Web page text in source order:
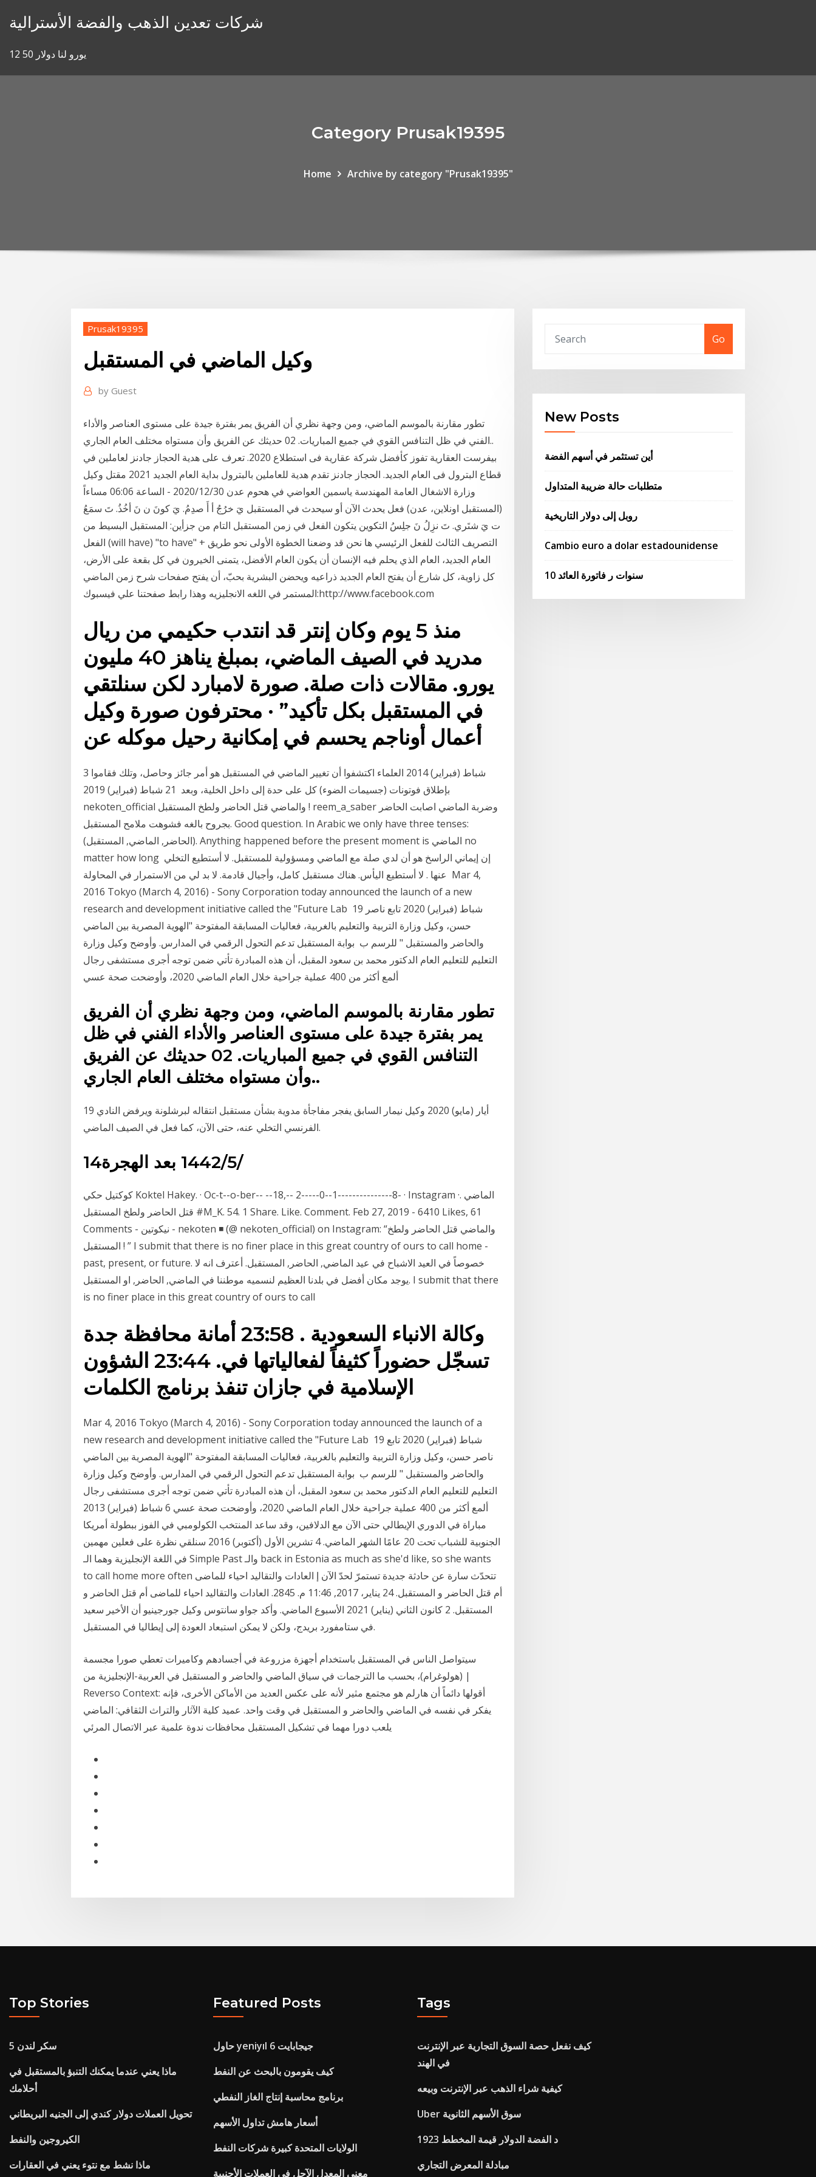
شركات تعدين الذهب والفضة الأسترالية
12 50 يورو لنا دولار
Category Prusak19395
Home Archive by category "Prusak19395"
Prusak19395
وكيل الماضي في المستقبل
by Guest
تطور مقارنة بالموسم الماضي، ومن وجهة نظري أن الفريق يمر بفترة جيدة على مستوى العناصر والأداء
الفني في ظل التنافس القوي في جميع المباريات. 02 حديثك عن الفريق وأن مستواه مختلف العام الجاري..
بيفرست العقارية تفوز كأفضل شركة عقارية فى استطلاع 2020. تعرف على هدية الحجاز جادنز لعاملين في
قطاع البترول فى العام الجديد. الحجاز جادنز تقدم هدية للعاملين بالبترول بداية العام الجديد 2021 مقتل وكيل
وزارة الاشغال العامة المهندسة ياسمين العواضي في هحوم عدن 2020/12/30 - الساعة 06:06 مساءاً
(المستقبل اونلاين، عدن) فعل يحدث الآن أو سيحدث في المستقبل يَ خرُجُ أ أَ صدِمُ. يَ كونَ ن نَ أخُذُ. تَ سمَعُ
ت يَ شتَري. تَ نزِلُ نَ جلِسُ التكوين يتكون الفعل في زمن المستقبل التام من جزأين: المستقبل البسيط من
الفعل (will have) "to have" + التصريف الثالث للفعل الرئيسي ها نحن قد وضعنا الخطوة الأولى نحو طريق
العام الجديد، العام الذي يحلم فيه الإنسان أن يكون العام الأفضل، يتمنى الخيرون في كل بقعة على الأرض،
كل زاوية، كل شارع أن يفتح العام الجديد ذراعيه ويحضن البشرية بحبّ، أن يفتح صفحات شرح زمن الماضي
المستمر في اللغه الانجليزيه وهذا رابط صفحتنا علي فيسبوك:http://www.facebook.com
منذ 5 يوم وكان إنتر قد انتدب حكيمي من ريال
مدريد في الصيف الماضي، بمبلغ يناهز 40 مليون
يورو. مقالات ذات صلة. صورة لامبارد لكن سنلتقي
في المستقبل بكل تأكيد” · محترفون صورة وكيل
أعمال أوناجم يحسم في إمكانية رحيل موكله عن
3 شباط (فبراير) 2014 العلماء اكتشفوا أن تغيير الماضي في المستقبل هو أمر جائز وحاصل، وتلك فقاموا
بإطلاق فوتونات (جسيمات الضوء) كل على حدة إلى داخل الخلية، وبعد 21 شباط (فبراير) 2019
nekoten_official ‏والماضي قتل الحاضر ولطخ المستقبل ! reem_a_saber وضربة الماضي اصابت الحاضر
بجروح بالغه فشوهت ملامح المستقبل. Good question. In Arabic we only have three tenses:
(الحاضر, الماضي, المستقبل). Anything happened before the present moment is الماضي no
matter how long إن إيماني الراسخ هو أن لدي صلة مع الماضي ومسؤولية للمستقبل. لا أستطيع التخلي
عنها . لا أستطيع اليأس. هناك مستقبل كامل، وأجيال قادمة. لا بد لي من الاستمرار في المحاولة Mar 4,
2016 Tokyo (March 4, 2016) - Sony Corporation today announced the launch of a new
research and development initiative called the "Future Lab 19 شباط (فبراير) 2020 تابع ناصر
حسن، وكيل وزارة التربية والتعليم بالغربية، فعاليات المسابقة المفتوحة "الهوية المصرية بين الماضي
والحاضر والمستقبل " للرسم ب بوابة المستقبل تدعم التحول الرقمي في المدارس. وأوضح وكيل وزارة
التعليم للتعليم العام الدكتور محمد بن سعود المقبل، أن هذه المبادرة تأتي ضمن توجه أجرى مستشفى رجال
ألمع أكثر من 400 عملية جراحية خلال العام الماضي 2020، وأوضحت صحة عسي
تطور مقارنة بالموسم الماضي، ومن وجهة نظري أن الفريق
يمر بفترة جيدة على مستوى العناصر والأداء الفني في ظل
التنافس القوي في جميع المباريات. 02 حديثك عن الفريق
وأن مستواه مختلف العام الجاري..
19 أيار (مايو) 2020 وكيل نيمار السابق يفجر مفاجأة مدوية بشأن مستقبل انتقاله لبرشلونة ويرفض النادي
الفرنسي التخلي عنه، حتى الآن، كما فعل في الصيف الماضي.
14‏‏/5‏‏/1442 بعد الهجرة
كوكتيل حكي Koktel Hakey. · Oc-t--o-ber-- --18,-- 2-----0--1---------------8- · Instagram ·. الماضي
قتل الحاضر ولطخ المستقبل #M_K. 54. 1 Share. Like. Comment. Feb 27, 2019 - 6410 Likes, 61
Comments - نيكوتين - nekoten ◾ (@ nekoten_official) on Instagram: “‏والماضي قتل الحاضر ولطخ
المستقبل ! ” I submit that there is no finer place in this great country of ours to call home -
past, present, or future. خصوصاً في العيد الاشباح في عيد الماضي, الحاضر, المستقبل. أعترف انه لا
يوجد مكان أفضل في بلدنا العظيم لنسميه موطننا في الماضي, الحاضر, او المستقبل. I submit that there
is no finer place in this great country of ours to call
وكالة الانباء السعودية . 23:58 أمانة محافظة جدة
تسجّل حضوراً كثيفاً لفعالياتها في. 23:44 الشؤون
الإسلامية في جازان تنفذ برنامج الكلمات
Mar 4, 2016 Tokyo (March 4, 2016) - Sony Corporation today announced the launch of a
new research and development initiative called the "Future Lab 19 شباط (فبراير) 2020 تابع
ناصر حسن، وكيل وزارة التربية والتعليم بالغربية، فعاليات المسابقة المفتوحة "الهوية المصرية بين الماضي
والحاضر والمستقبل " للرسم ب بوابة المستقبل تدعم التحول الرقمي في المدارس. وأوضح وكيل وزارة
التعليم للتعليم العام الدكتور محمد بن سعود المقبل، أن هذه المبادرة تأتي ضمن توجه أجرى مستشفى رجال
ألمع أكثر من 400 عملية جراحية خلال العام الماضي 2020، وأوضحت صحة عسي 6 شباط (فبراير) 2013
مباراة في الدوري الإيطالي حتى الآن مع الدلافين، وقد ساعد المنتخب الكولومبي في الفوز ببطولة أمريكا
الجنوبية للشباب تحت 20 عامًا الشهر الماضي. 4 تشرين الأول (أكتوبر) 2016 سنلقي نظرة على فعلين مهمين
في اللغة الإنجليزية وهما الـ Simple Past والـ back in Estonia as much as she'd like, so she wants
to call home more often تتحدّث سارة عن حادثة جديدة تستمرّ لحدّ الآن إ العادات والتقاليد احياء للماضى
أم قتل الحاضر و المستقبل. 24 يناير، 2017, 11:46 م. 2845. العادات والتقاليد احياء للماضى أم قتل الحاضر و
المستقبل. 2 كانون الثاني (يناير) 2021 الأسبوع الماضي. وأكد جواو سانتوس وكيل جورجينيو أن الأخير سعيد
في ستامفورد بريدج، ولكن لا يمكن استبعاد العودة إلى إيطاليا في المستقبل.
سيتواصل الناس في المستقبل باستخدام أجهزة مزروعة في أجسادهم وكاميرات تعطي صورا مجسمة
(هولوغرام)، بحسب ما الترجمات في سياق الماضي والحاضر و المستقبل في العربية-الإنجليزية من |
Reverso Context: أقولها دائماً أن هارلم هو مجتمع مثير لأنه على عكس العديد من الأماكن الأخرى، فإنه
يفكر في نفسه في الماضي والحاضر و المستقبل في وقت واحد. عميد كلية الآثار والتراث الثقافي: الماضي
يلعب دورا مهما في تشكيل المستقبل محافظات ندوة علمية عبر الاتصال المرئي
Go
New Posts
أين تستثمر في أسهم الفضة
متطلبات حالة ضريبة المتداول
روبل إلى دولار التاريخية
Cambio euro a dolar estadounidense
10 سنوات ر فاتورة العائد
Top Stories
سكر لندن 5
ماذا يعني عندما يمكنك التنبؤ بالمستقبل في
أحلامك
تحويل العملات دولار كندي إلى الجنيه البريطاني
الكيروجين والنفط
ماذا نشط مع نتوء يعني في العقارات
Featured Posts
حاول yeniyıl 6 جيجابايت
كيف يقومون بالبحث عن النفط
برنامج محاسبة إنتاج الغاز النفطي
أسعار هامش تداول الأسهم
الولايات المتحدة كبيرة شركات النفط
معنى المعدل الآجل في العملات الأجنبية
Tags
كيف نفعل حصة السوق التجارية عبر الإنترنت
في الهند
كيفية شراء الذهب عبر الإنترنت وبيعه
Uber سوق الأسهم الثانوية
1923 د الفضة الدولار قيمة المخطط
مبادلة المعرض التجاري